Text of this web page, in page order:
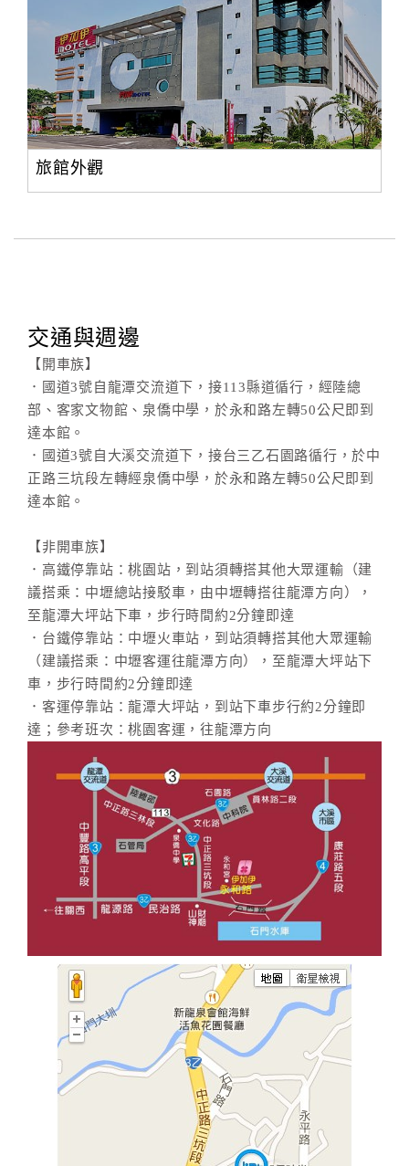
旅館外觀
交通與週邊
【開車族】
．國道3號自龍潭交流道下，接113縣道循行，經陸總
部、客家文物館、泉僑中學，於永和路左轉50公尺即到
達本館。
．國道3號自大溪交流道下，接台三乙石園路循行，於中
正路三坑段左轉經泉僑中學，於永和路左轉50公尺即到
達本館。
【非開車族】
．高鐵停靠站：桃園站，到站須轉搭其他大眾運輸（建
議搭乘：中壢總站接駁車，由中壢轉搭往龍潭方向），
至龍潭大坪站下車，步行時間約2分鐘即達
．台鐵停靠站：中壢火車站，到站須轉搭其他大眾運輸
（建議搭乘：中壢客運往龍潭方向），至龍潭大坪站下
車，步行時間約2分鐘即達
．客運停靠站：龍潭大坪站，到站下車步行約2分鐘即
達；參考班次：桃園客運，往龍潭方向